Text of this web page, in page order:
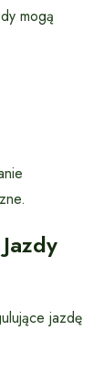
mogą
jazdę